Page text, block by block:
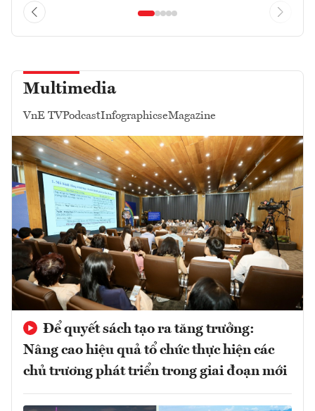
Multimedia
VnE TVPodcastInfographicseMagazine
Để quyết sách tạo ra tăng trưởng:
Nâng cao hiệu quả tổ chức thực hiện các
chủ trương phát triển trong giai đoạn mới